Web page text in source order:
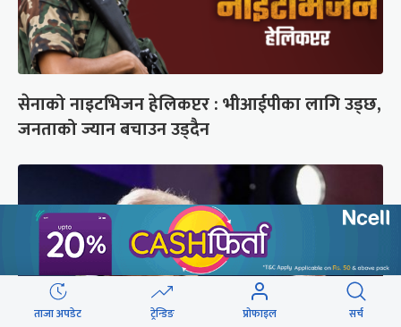
सेनाको नाइटभिजन हेलिकप्टर : भीआईपीका लागि उड्छ,
जनताको ज्यान बचाउन उड्दैन
ताजा अपडेट ट्रेन्डिङ प्रोफाइल सर्च